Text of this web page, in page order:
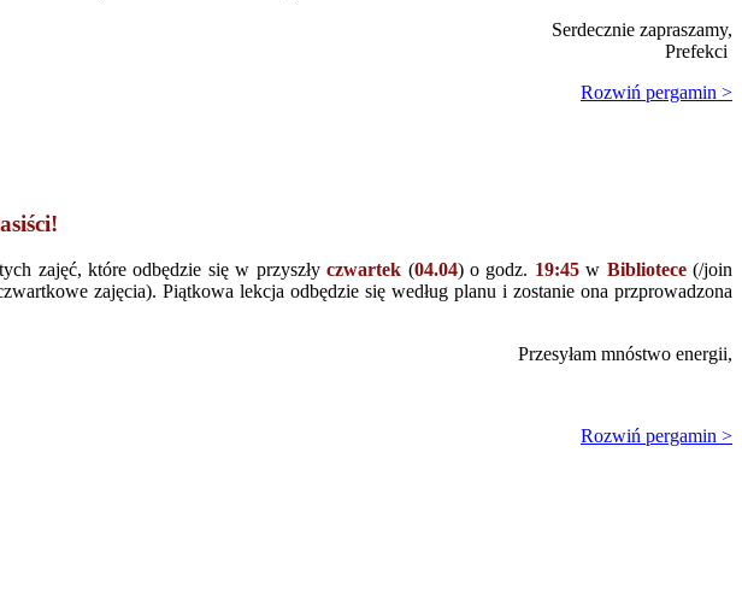
Serdecznie zapraszamy,
Prefekci
Rozwiń pergamin >
zajęć, które odbędzie się w przyszłyczwartek (04.04) o godz. 19:45w Bibliotece(/join
zajęcia). Piątkowa lekcja odbędzie się według planu i zostanie ona przprowadzona
Przesyłam mnóstwo energii,
Rozwiń pergamin >